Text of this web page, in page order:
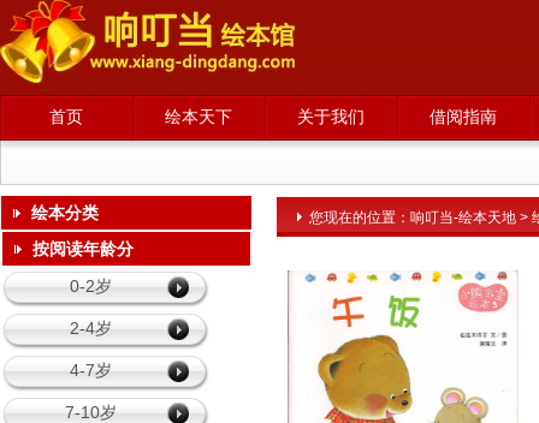
首页 绘本天下 关于我们 借阅指南
您现在的位置： 响叮当-绘本天地 >
绘本分类
请输入内容
按阅读年龄分
0-2岁
2-4岁
4-7岁
7-10岁